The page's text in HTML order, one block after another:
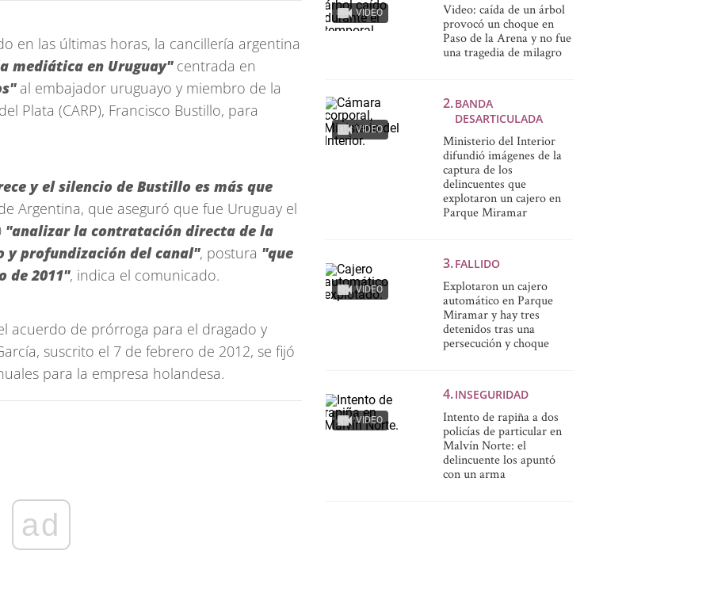
en las últimas horas, la cancillería argentina
mediática en Uruguay"centrada en
al embajador uruguayo y miembro de la
Plata (CARP), Francisco Bustillo, para
y el silencio de Bustillo es más que
Argentina, que aseguró que fue Uruguay el
"analizar la contratación directa de la
y profundización del canal", postura "que
de 2011", indica el comunicado.
acuerdo de prórroga para el dragado y
suscrito el 7 de febrero de 2012, se fijó
para la empresa holandesa.
ad
VIDEO
Video: caída de un árbol
provocó un choque en
Paso de la Arena y no fue
una tragedia de milagro
VIDEO
BANDA
DESARTICULADA
Ministerio del Interior
difundió imágenes de la
captura de los
delincuentes que
explotaron un cajero en
Parque Miramar
VIDEO
FALLIDO
Explotaron un cajero
automático en Parque
Miramar y hay tres
detenidos tras una
persecución y choque
VIDEO
INSEGURIDAD
Intento de rapiña a dos
policías de particular en
Malvín Norte: el
delincuente los apuntó
con un arma